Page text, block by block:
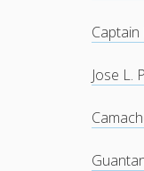
Captain
Jose L.